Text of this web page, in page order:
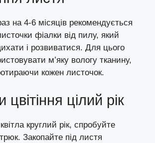
на 4-6 місяців рекомендується
фіалки від пилу, який
і розвиватися. Для цього
м’яку вологу тканину,
кожен листочок.
цвітіння цілий рік
круглий рік, спробуйте
Закопайте під листя